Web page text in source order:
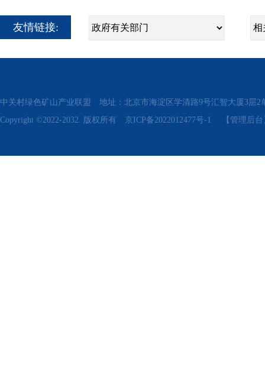
友情链接:
中关村绿色矿山产业联盟 地址：北京市海淀区学清路9号汇智大厦3层
Copyright ©2022-2032. 版权所有 京ICP备2022012477号-1 【管理后